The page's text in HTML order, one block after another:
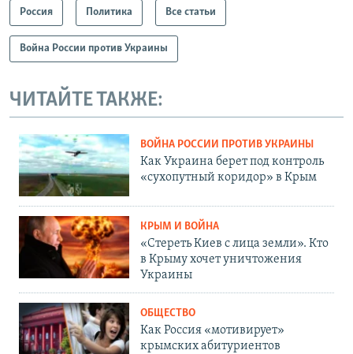
Россия Политика Все статьи
Война России против Украины
ЧИТАЙТЕ ТАКЖЕ:
ВОЙНА РОССИИ ПРОТИВ УКРАИНЫ
Как Украина берет под контроль
«сухопутный коридор» в Крым
КРЫМ И ВОЙНА
«Стереть Киев с лица земли». Кто
в Крыму хочет уничтожения
Украины
ОБЩЕСТВО
Как Россия «мотивирует»
крымских абитуриентов